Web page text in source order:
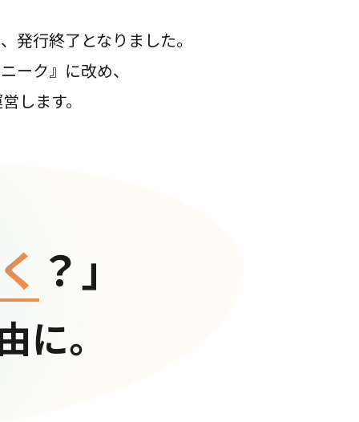
発行終了となりました。
ーク』に改め、
します。
？」
に。